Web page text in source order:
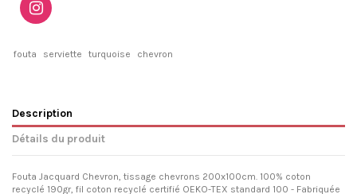
fouta serviette turquoise chevron
Description
Détails du produit
Fouta Jacquard Chevron, tissage chevrons 200x100cm. 100% coton
recyclé 190gr, fil coton recyclé certifié OEKO-TEX standard 100 - Fabriquée